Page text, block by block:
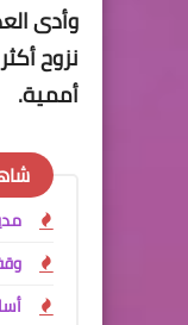
أممية.